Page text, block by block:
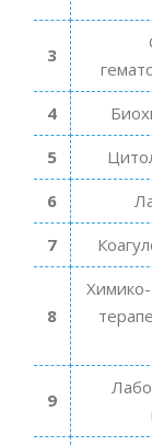
3
4
5
6
7
8
Химико-
9